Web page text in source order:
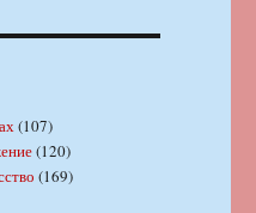
(107)
(120)
(169)